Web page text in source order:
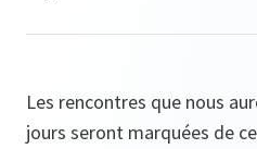
Les rencontres que nous
jours seront marquées de